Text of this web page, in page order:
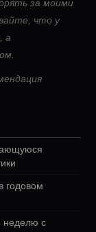
за моими
что у
а
годовом
неделю с